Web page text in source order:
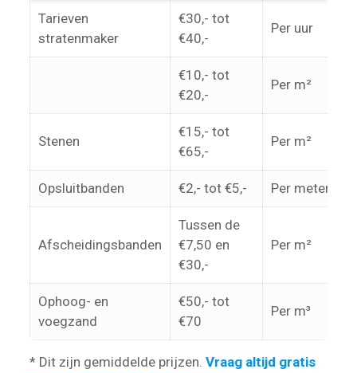
Tarieven
stratenmaker
€30,- tot
€40,-
Per uur
€10,- tot
€20,-
Per m²
Stenen
€15,- tot
€65,-
Per m²
Opsluitbanden €2,- tot €5,- Per meter
Afscheidingsbanden
Tussen de
€7,50 en
€30,-
Per m²
Ophoog- en
voegzand
€50,- tot
€70
Per m³
* Dit zijn gemiddelde prijzen. Vraag altijd gratis